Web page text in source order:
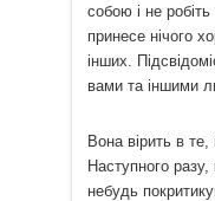
собою і не
принесе нічого
інших.
вами та іншими
Вона вірить в
Наступного
небудь